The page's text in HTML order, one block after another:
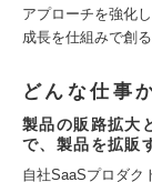
アプローチを強化し
成長を仕組みで創
どんな仕事
製品の販路拡大
で、製品を拡販
自社SaaSプロダク